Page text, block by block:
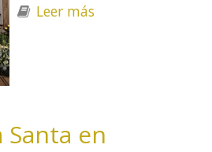
Leer más
Santa en